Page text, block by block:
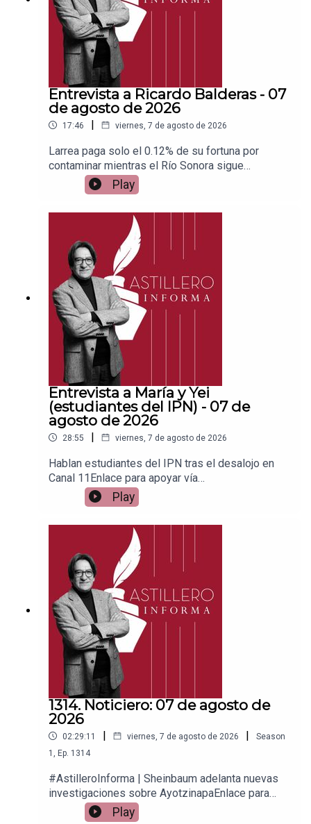
Entrevista a Ricardo Balderas - 07
de agosto de 2026
17:46 | viernes, 7 de agosto de 2026
Larrea paga solo el 0.12% de su fortuna por
contaminar mientras el Río Sonora sigue
abandonadoEnlace para apoyar vía
Patreon:https://www.patreon.com/julioastilleroEnl
PayPal:https://www.paypal.me/julioastilleroCuent
a para hacer transferencias a cuenta BBVA a
nombre de Julio Hernández López:
1539408017CLABE: 012 320 01539408017
2Tienda:https://julioastillerotienda.com/
Play
Entrevista a María y Yei
(estudiantes del IPN) - 07 de
agosto de 2026
28:55 | viernes, 7 de agosto de 2026
Hablan estudiantes del IPN tras el desalojo en
Canal 11Enlace para apoyar vía
Patreon:https://www.patreon.com/julioastilleroEnl
ace para hacer donaciones vía
a para hacer transferencias a cuenta BBVA a
nombre de Julio Hernández López:
1539408017CLABE: 012 320 01539408017
2Tienda:https://julioastillerotienda.com/
Play
1314. Noticiero: 07 de agosto de
2026
02:29:11 | viernes, 7 de agosto de 2026 |
Season
1
Ep. 1314
#AstilleroInforma | Sheinbaum adelanta nuevas
investigaciones sobre AyotzinapaEnlace para
apoyar vía
Play